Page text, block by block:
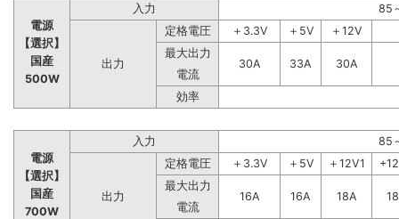
電源
【選択】
国産
500W
入力 85
出力
定格電圧 ＋3.3V ＋5V
＋12V
最大出力
30A
33A
30A
電流
効率
電源
【選択】
国産
700W
入力 85
出力
定格電圧 ＋3.3V ＋5V ＋12V1
最大出力
16A
16A 18A
電流